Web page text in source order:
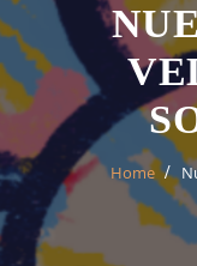
Home